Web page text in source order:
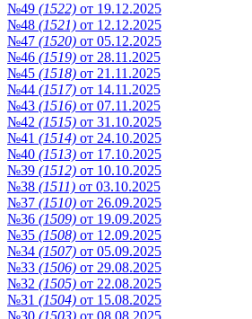
№49 (1522) от 19.12.2025
№48 (1521) от 12.12.2025
№47 (1520) от 05.12.2025
№46 (1519) от 28.11.2025
№45 (1518) от 21.11.2025
№44 (1517) от 14.11.2025
№43 (1516) от 07.11.2025
№42 (1515) от 31.10.2025
№41 (1514) от 24.10.2025
№40 (1513) от 17.10.2025
№39 (1512) от 10.10.2025
№38 (1511) от 03.10.2025
№37 (1510) от 26.09.2025
№36 (1509) от 19.09.2025
№35 (1508) от 12.09.2025
№34 (1507) от 05.09.2025
№33 (1506) от 29.08.2025
№32 (1505) от 22.08.2025
№31 (1504) от 15.08.2025
№30 (1503) от 08.08.2025